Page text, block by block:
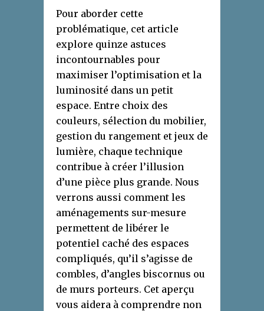
Pour aborder cette
problématique, cet article
explore quinze astuces
incontournables pour
maximiser l’optimisation et la
luminosité dans un petit
espace. Entre choix des
couleurs, sélection du mobilier,
gestion du rangement et jeux de
lumière, chaque technique
contribue à créer l’illusion
d’une pièce plus grande. Nous
verrons aussi comment les
aménagements sur-mesure
permettent de libérer le
potentiel caché des espaces
compliqués, qu’il s’agisse de
combles, d’angles biscornus ou
de murs porteurs. Cet aperçu
vous aidera à comprendre non